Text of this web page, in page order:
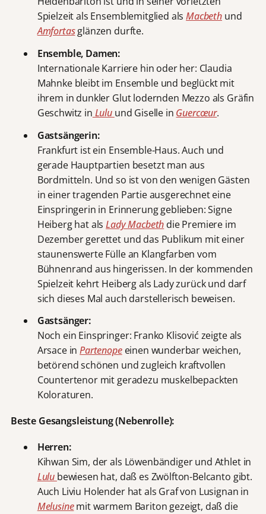
Spielzeit als Ensemblemitglied alsMacbeth und
Amfortasglänzen durfte.
Ensemble, Damen:
Internationale Karriere hin oder her: Claudia
Mahnke bleibt im Ensemble und beglückt mit
ihrem in dunkler Glut lodernden Mezzo als Gräfin
Geschwitz in Lulu und Giselle in Guercœur.
Gastsängerin:
Frankfurt ist ein Ensemble-Haus. Auch und
gerade Hauptpartien besetzt man aus
Bordmitteln. Und so ist von den wenigen Gästen
in einer tragenden Partie ausgerechnet eine
Einspringerin in Erinnerung geblieben: Signe
Heiberg hat alsLady Macbeth die Premiere im
Dezember gerettet und das Publikum mit einer
staunenswerte Fülle an Klangfarben vom
Bühnenrand aus hingerissen. In der kommenden
Spielzeit kehrt Heiberg als Lady zurück und darf
sich dieses Mal auch darstellerisch beweisen.
Gastsänger:
Noch ein Einspringer: Franko Klisović zeigte als
Arsace inPartenopeeinen wunderbar weichen,
betörend schönen und zugleich kraftvollen
Countertenor mit geradezu muskelbepackten
Koloraturen.
Beste Gesangsleistung (Nebenrolle):
Herren:
Kihwan Sim, der als Löwenbändiger und Athlet in
Lulu bewiesen hat, daß es Zwölfton-Belcanto gibt.
Auch Liviu Holender hat als Graf von Lusignan in
Melusinemit warmem Bariton gezeigt, daß die